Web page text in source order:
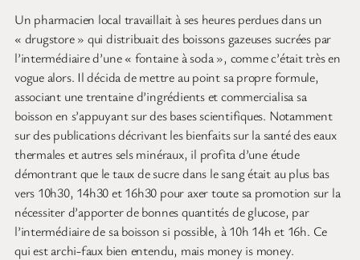
Un pharmacien local travaillait à ses heures perdues dans un
« drugstore » qui distribuait des boissons gazeuses sucrées par
l’intermédiaire d’une « fontaine à soda », comme c’était très en
vogue alors. Il décida de mettre au point sa propre formule,
associant une trentaine d’ingrédients et commercialisa sa
boisson en s’appuyant sur des bases scientifiques. Notamment
sur des publications décrivant les bienfaits sur la santé des eaux
thermales et autres sels minéraux, il profita d’une étude
démontrant que le taux de sucre dans le sang était au plus bas
vers 10h30, 14h30 et 16h30 pour axer toute sa promotion sur la
nécessiter d’apporter de bonnes quantités de glucose, par
l’intermédiaire de sa boisson si possible, à 10h 14h et 16h. Ce
qui est archi-faux bien entendu, mais money is money.